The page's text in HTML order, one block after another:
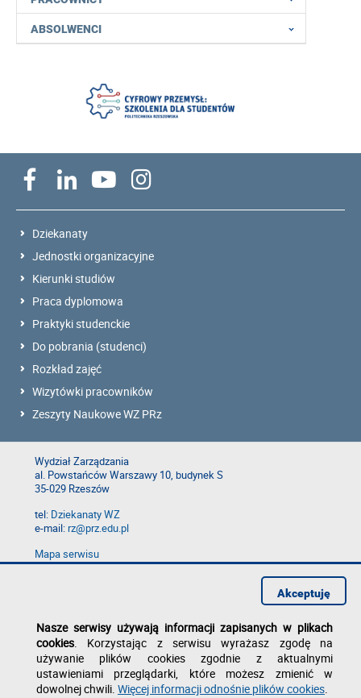
ABSOLWENCI
Dziekanaty
Jednostki organizacyjne
Kierunki studiów
Praca dyplomowa
Praktyki studenckie
Do pobrania (studenci)
Rozkład zajęć
Wizytówki pracowników
Zeszyty Naukowe WZ PRz
Wydział Zarządzania
al. Powstańców Warszawy 10, budynek S
35-029 Rzeszów
tel: Dziekanaty WZ
e-mail:rz@prz.edu.pl
Mapa serwisu
Deklaracja dostępności
Nasze serwisy używają informacji zapisanych w plikach
cookies. Korzystając z serwisu wyrażasz zgodę na
używanie plików cookies zgodnie z aktualnymi
ustawieniami przeglądarki, które możesz zmienić w
dowolnej chwili. Więcej informacji odnośnie plików cookies.
Akceptuję